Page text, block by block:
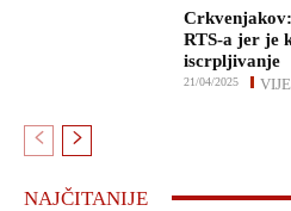
RTS-a jer je
iscrpljivanje
21/04/2025
NAJČITANIJE